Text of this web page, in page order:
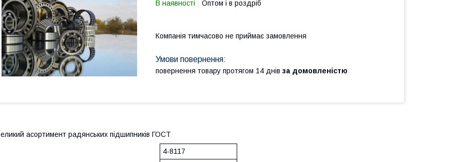
В наявності Оптом і в роздріб
Компанія тимчасово не приймає замовлення
повернення товару протягом 14 днів за домовленістю
асортимент радянських підшипників ГОСТ
4-8117